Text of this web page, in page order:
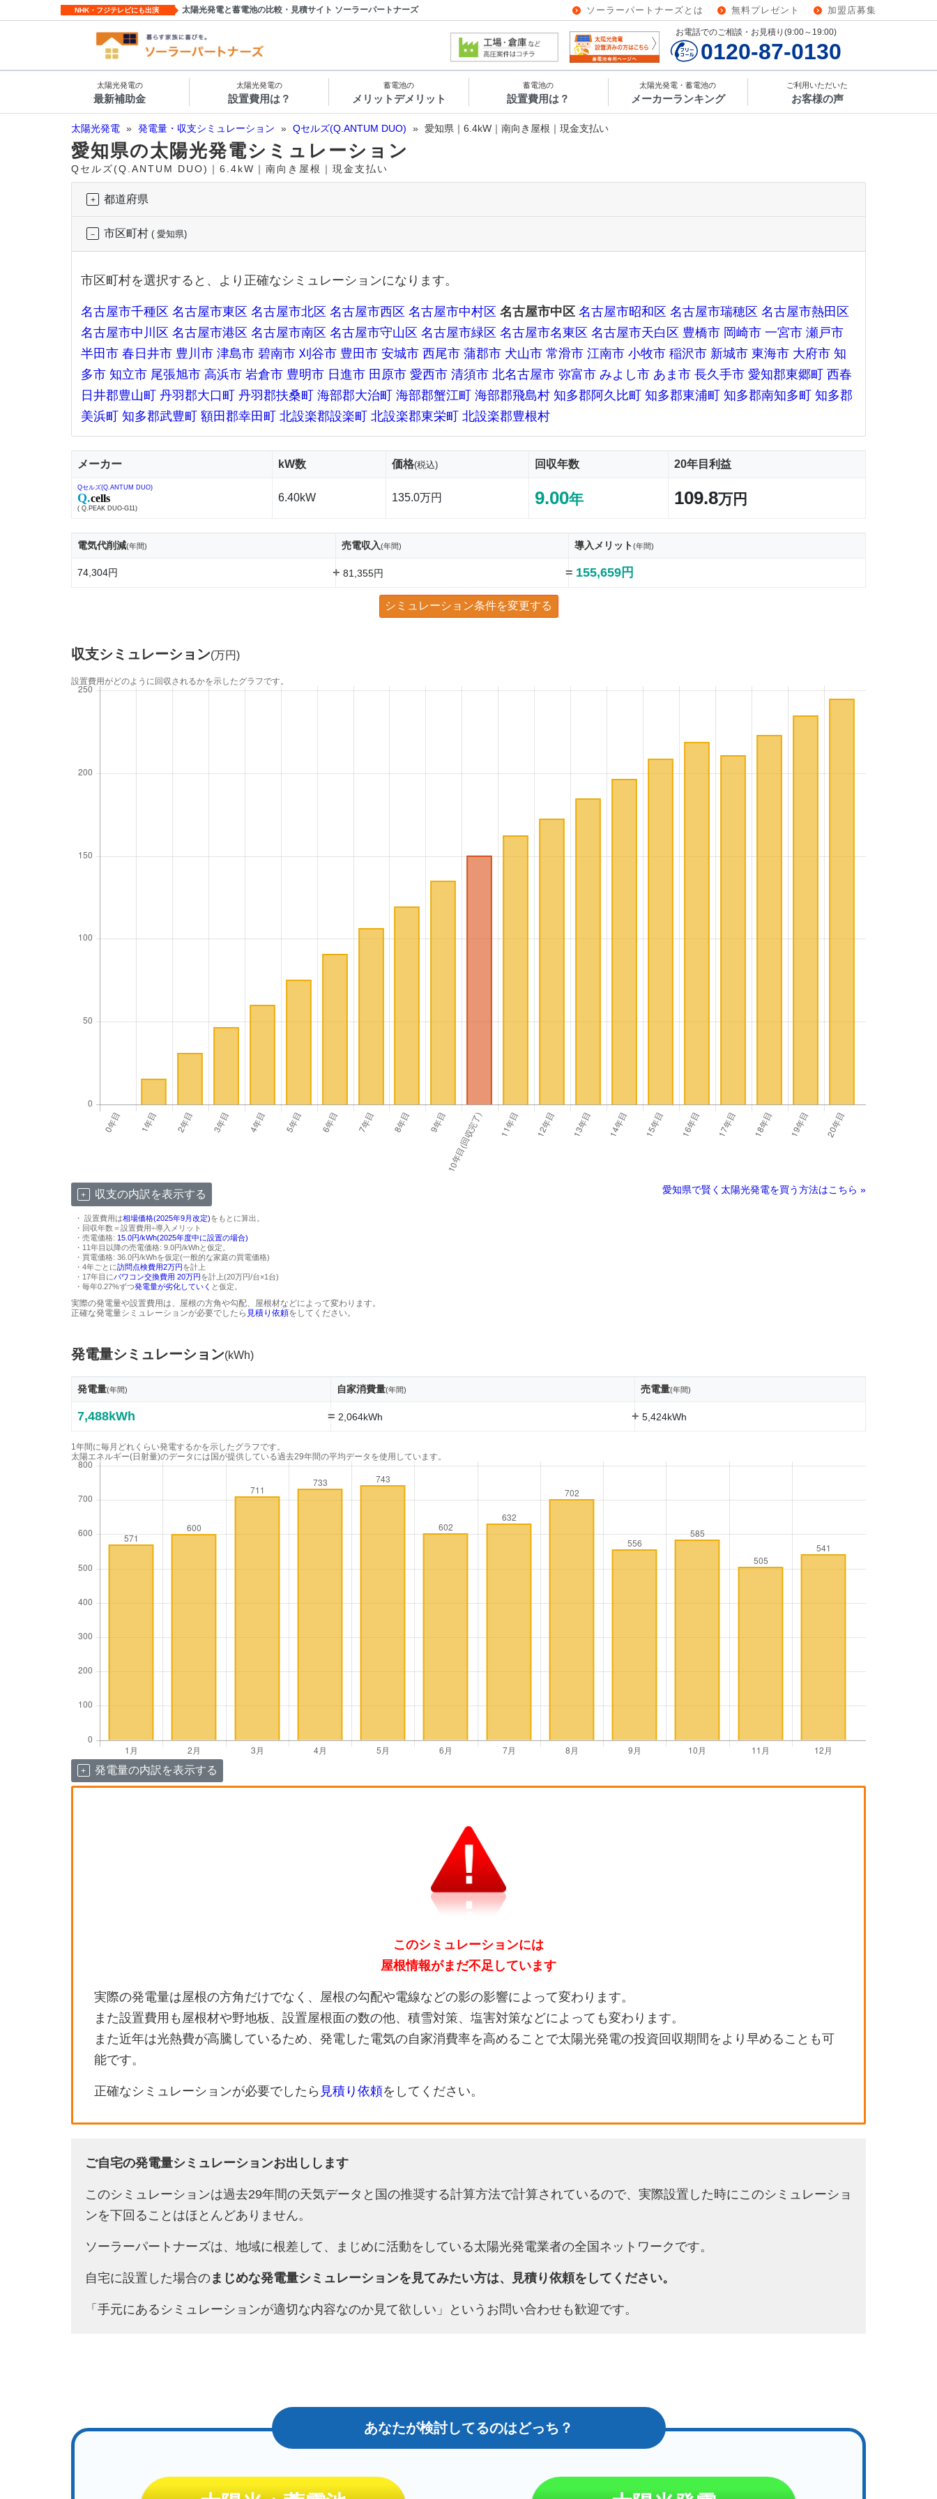
NHK・フジテレビにも出演 太陽光発電と蓄電池の比較・見積サイト ソーラーパートナーズ ソーラーパートナーズとは 無料プレゼント 加盟店募集
お電話でのご相談・お見積り(9:00～19:00)
0120-87-0130
太陽光発電の
最新補助金
太陽光発電の
設置費用は？
蓄電池の
メリットデメリット
蓄電池の
設置費用は？
太陽光発電・蓄電池の
メーカーランキング
ご利用いただいた
お客様の声
太陽光発電 » 発電量・収支シミュレーション » Qセルズ(Q.ANTUM DUO) » 愛知県｜6.4kW｜南向き屋根｜現金支払い
愛知県の太陽光発電シミュレーション
Qセルズ(Q.ANTUM DUO)｜6.4kW｜南向き屋根｜現金支払い
都道府県
市区町村 ( 愛知県)
市区町村を選択すると、より正確なシミュレーションになります。
名古屋市千種区 名古屋市東区 名古屋市北区 名古屋市西区 名古屋市中村区 名古屋市中区 名古屋市昭和区 名古屋市瑞穂区 名古屋市熱田区
名古屋市中川区 名古屋市港区 名古屋市南区 名古屋市守山区 名古屋市緑区 名古屋市名東区 名古屋市天白区 豊橋市 岡崎市 一宮市 瀬戸市
半田市 春日井市 豊川市 津島市 碧南市 刈谷市 豊田市 安城市 西尾市 蒲郡市 犬山市 常滑市 江南市 小牧市 稲沢市 新城市 東海市 大府市 知
多市 知立市 尾張旭市 高浜市 岩倉市 豊明市 日進市 田原市 愛西市 清須市 北名古屋市 弥富市 みよし市 あま市 長久手市 愛知郡東郷町
西春
日井郡豊山町
丹羽郡大口町 丹羽郡扶桑町 海部郡大治町 海部郡蟹江町 海部郡飛島村 知多郡阿久比町 知多郡東浦町 知多郡南知多町
知多郡
美浜町
知多郡武豊町 額田郡幸田町 北設楽郡設楽町 北設楽郡東栄町 北設楽郡豊根村
メーカー kW数 価格(税込) 回収年数 20年目利益
Qセルズ(Q.ANTUM DUO)
Q.cells
( Q.PEAK DUO-G11)
6.40kW 135.0万円 9.00年 109.8万円
電気代削減(年間) 売電収入(年間) 導入メリット(年間)
74,304円 + 81,355円 = 155,659円
シミュレーション条件を変更する
収支シミュレーション(万円)
設置費用がどのように回収されるかを示したグラフです。
収支の内訳を表示する 愛知県で賢く太陽光発電を買う方法はこちら »
・ 設置費用は相場価格(2025年9月改定)をもとに算出。
・回収年数＝設置費用÷導入メリット
・売電価格: 15.0円/kWh(2025年度中に設置の場合)
・11年目以降の売電価格: 9.0円/kWhと仮定。
・買電価格: 36.0円/kWhを仮定(一般的な家庭の買電価格)
・4年ごとに訪問点検費用2万円を計上
・17年目にパワコン交換費用 20万円を計上(20万円/台×1台)
・毎年0.27%ずつ発電量が劣化していく と仮定。
実際の発電量や設置費用は、屋根の方角や勾配、屋根材などによって変わります。
正確な発電量シミュレーションが必要でしたら 見積り依頼をしてください。
発電量シミュレーション(kWh)
発電量(年間) 自家消費量(年間) 売電量(年間)
7,488kWh = 2,064kWh + 5,424kWh
1年間に毎月どれくらい発電するかを示したグラフです。
太陽エネルギー(日射量)のデータには国が提供している過去29年間の平均データを使用しています。
発電量の内訳を表示する
このシミュレーションには
屋根情報がまだ不足しています
実際の発電量は屋根の方角だけでなく、屋根の勾配や電線などの影の影響によって変わります。
また設置費用も屋根材や野地板、設置屋根面の数の他、積雪対策、塩害対策などによっても変わります。
また近年は光熱費が高騰しているため、発電した電気の自家消費率を高めることで太陽光発電の投資回収期間をより早めることも可
能です。
正確なシミュレーションが必要でしたら 見積り依頼をしてください。
ご自宅の発電量シミュレーションお出しします
このシミュレーションは過去29年間の天気データと国の推奨する計算方法で計算されているので、実際設置した時にこのシミュレーショ
ンを下回ることはほとんどありません。
ソーラーパートナーズは、地域に根差して、まじめに活動をしている太陽光発電業者の全国ネットワークです。
自宅に設置した場合のまじめな発電量シミュレーションを見てみたい方は、見積り依頼をしてください。
「手元にあるシミュレーションが適切な内容なのか見て欲しい」というお問い合わせも歓迎です。